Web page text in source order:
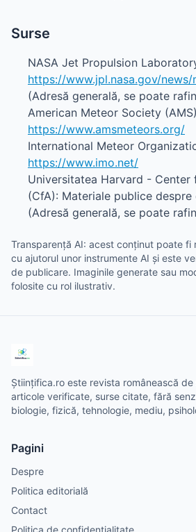
Surse
NASA Jet Propulsion
https://www.jpl.nasa.gov/
(Adresă generală, se poate
American Meteor Society
https://www.amsmeteors.org/
International Meteor
https://www.imo.net/
Universitatea Harvard -
(CfA): Materiale publice
(Adresă generală, se poate
Transparență AI: acest conținut poate
cu ajutorul unor instrumente AI și este
de publicare. Imaginile generate sau
folosite cu rol ilustrativ.
Științifica.ro este revista românească
articole verificate, surse citate, fără
biologie, fizică, tehnologie, mediu,
Pagini
Despre
Politica editorială
Contact
Politica de confidențialitate